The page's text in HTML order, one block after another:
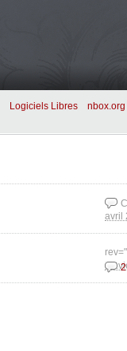
Logiciels Libres
nbox.org
avril